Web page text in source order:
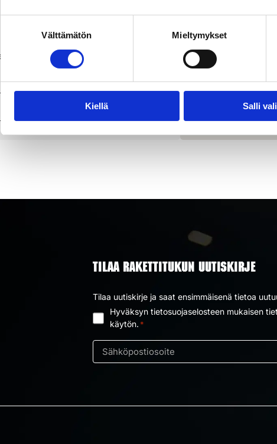
Välttämätön Mieltymykset
Kiellä Salli
sesonkia
TILAA RAKETTITUKUN UUTISKIRJE
Tilaa uutiskirje ja saat ensimmäisenä tietoa
Suostumus
*
Hyväksyn tietosuojaselosteen mukaisen
käytön. *
Sähköposti